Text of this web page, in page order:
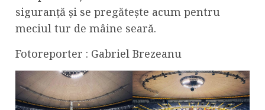
siguranţă şi se pregăteşte acum pentru
meciul tur de mâine seară.
Fotoreporter : Gabriel Brezeanu